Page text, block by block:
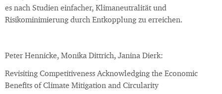
es nach Studien einfacher, Klimaneutralität und
Risikominimierung durch Entkopplung zu erreichen.
Peter Hennicke, Monika Dittrich, Janina Dierk:
Revisiting Competitiveness Acknowledging the Economic
Benefits of Climate Mitigation and Circularity